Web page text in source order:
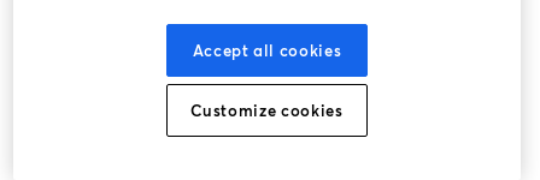
Accept all cookies
Customize cookies